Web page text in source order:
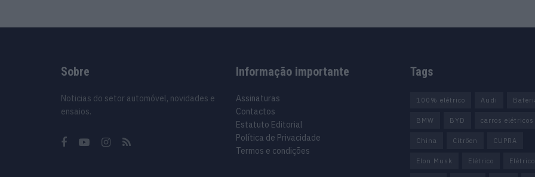
Sobre
Noticias do setor automóvel, novidades e
ensaios.
Informação importante
Assinaturas
Contactos
Estatuto Editorial
Política de Privacidade
Termos e condições
Tags
100% elétrico Audi
BMW BYD carros elétricos
China Citröen CUPRA
Elon Musk Elétrico